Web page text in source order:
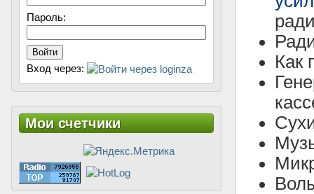
Как
Пароль:
Войти
Вход через:
Мои счетчики